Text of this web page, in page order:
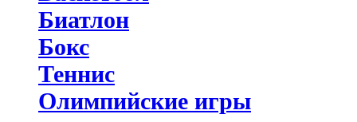
Биатлон
Бокс
Теннис
Олимпийские игры